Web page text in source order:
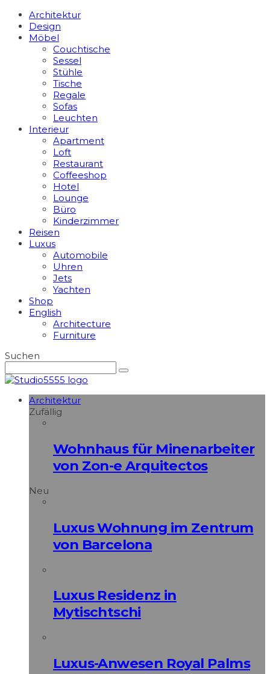
Architektur
Design
Möbel
Couchtische
Sessel
Stühle
Tische
Regale
Sofas
Leuchten
Interieur
Apart­ment
Loft
Restaurant
Coffeeshop
Hotel
Lounge
Büro
Kinderzimmer
Reisen
Luxus
Automobile
Uhren
Jets
Yachten
Shop
English
Architecture
Furniture
Suchen
Architektur
Zufällig
Wohnhaus für Minenarbeiter
von Zon-e Arquitectos
Neu
Luxus Wohnung im Zentrum
von Barcelona
Luxus Residenz in
Mytischtschi
Luxus-Anwesen Royal Palms